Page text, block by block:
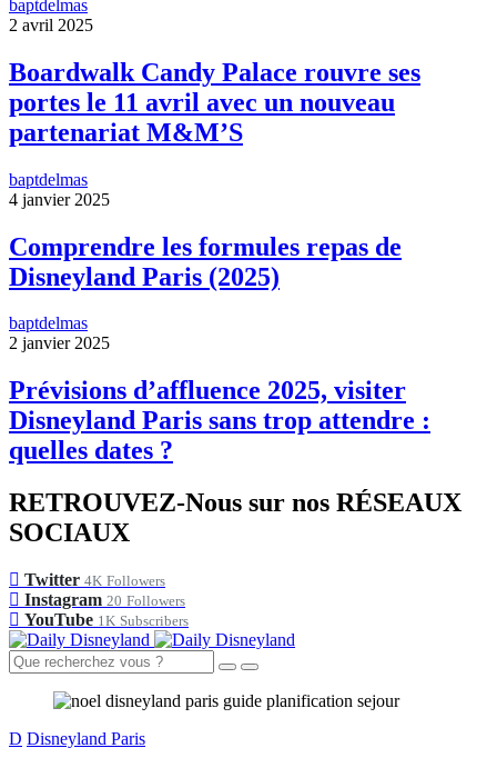
baptdelmas
2 avril 2025
Boardwalk Candy Palace rouvre ses
portes le 11 avril avec un nouveau
partenariat M&M’S
baptdelmas
4 janvier 2025
Comprendre les formules repas de
Disneyland Paris (2025)
baptdelmas
2 janvier 2025
Prévisions d’affluence 2025, visiter
Disneyland Paris sans trop attendre :
quelles dates ?
RETROUVEZ-Nous sur nos RÉSEAUX
SOCIAUX
Twitter 4K Followers
Instagram 20 Followers
YouTube 1K Subscribers
D Disneyland Paris